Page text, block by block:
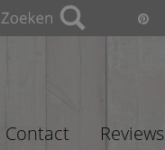
Contact Reviews